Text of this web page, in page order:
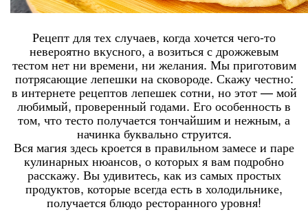
Рецепт для тех случаев, когда хочется чего-то
невероятно вкусного, а возиться с дрожжевым
тестом нет ни времени, ни желания. Мы приготовим
потрясающие лепешки на сковороде. Скажу честно:
в интернете рецептов лепешек сотни, но этот — мой
любимый, проверенный годами. Его особенность в
том, что тесто получается тончайшим и нежным, а
начинка буквально струится.
Вся магия здесь кроется в правильном замесе и паре
кулинарных нюансов, о которых я вам подробно
расскажу. Вы удивитесь, как из самых простых
продуктов, которые всегда есть в холодильнике,
получается блюдо ресторанного уровня!